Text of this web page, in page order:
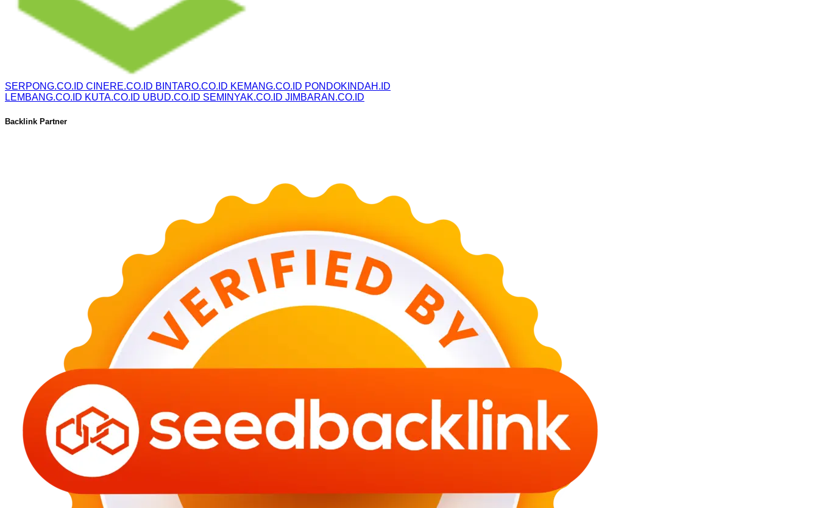
SERPONG.CO.ID CINERE.CO.ID BINTARO.CO.ID KEMANG.CO.ID PONDOKINDAH.ID
LEMBANG.CO.ID KUTA.CO.ID UBUD.CO.ID SEMINYAK.CO.ID JIMBARAN.CO.ID
Backlink Partner